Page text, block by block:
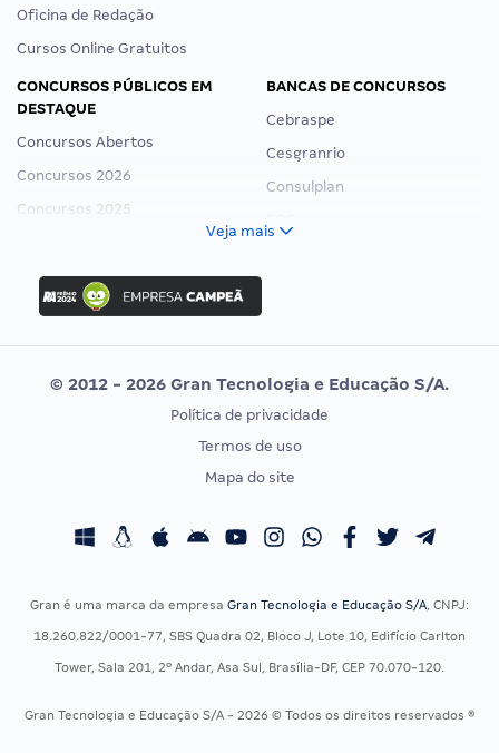
Oficina de Redação
Cursos Online Gratuitos
CONCURSOS PÚBLICOS EM
DESTAQUE
Concursos Abertos
Concursos 2026
Concursos 2025
Concurso Ibama
Concurso MPU
Editais publicados
BANCAS DE CONCURSOS
Cebraspe
Cesgranrio
Consulplan
Vunesp
CONCURSOS POR PROFISSÃO
Concursos Fiscais
Residência Multiprofissional
EXAME DE ORDEM
Calendário OAB
Veja mais
© 2012 - 2026 Gran Tecnologia e Educação S/A.
Política de privacidade
Termos de uso
Mapa do site
Gran é uma marca da empresa Gran Tecnologia e Educação S/A, CNPJ:
18.260.822/0001-77, SBS Quadra 02, Bloco J, Lote 10, Edifício Carlton
Tower, Sala 201, 2º Andar, Asa Sul, Brasília-DF, CEP 70.070-120.
Gran Tecnologia e Educação S/A - 2026 © Todos os direitos reservados ®